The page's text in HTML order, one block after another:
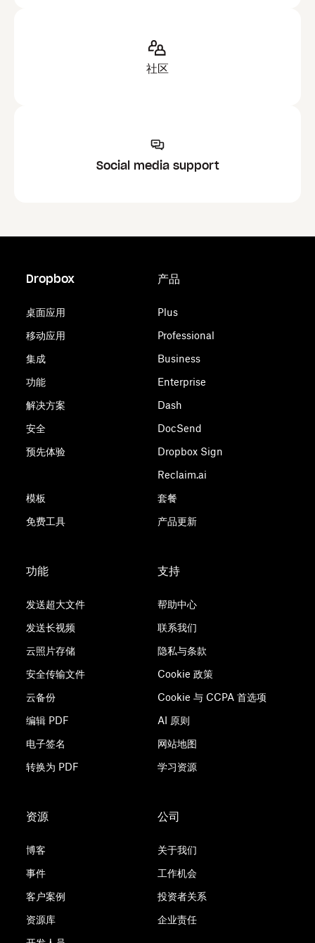
社区
Social media support
Dropbox
桌面应用
移动应用
集成
功能
解决方案
安全
预先体验
模板
免费工具
产品
Plus
Professional
Business
Enterprise
Dash
DocSend
Dropbox Sign
Reclaim.ai
套餐
产品更新
功能
发送超大文件
发送长视频
云照片存储
安全传输文件
云备份
编辑 PDF
电子签名
转换为 PDF
支持
帮助中心
联系我们
隐私与条款
Cookie 政策
Cookie 与 CCPA 首选项
AI 原则
网站地图
学习资源
资源
博客
事件
客户案例
资源库
公司
关于我们
工作机会
投资者关系
企业责任